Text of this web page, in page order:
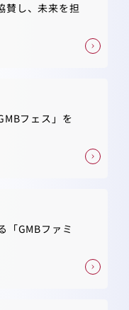
賛し、未来を担
フェス」を
「GMBファミ